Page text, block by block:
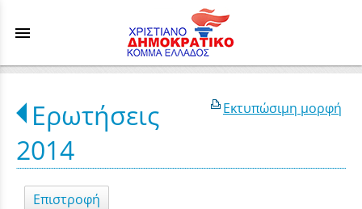
menu
Εκτυπώσιμη μορφή
Ερωτήσεις
2014
Επιστροφή